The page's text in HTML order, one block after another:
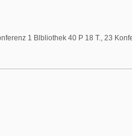
1 Blbliothek 40 P 18 T., 23